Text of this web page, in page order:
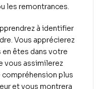
les remontrances.
à identifier
Vous apprécierez
en êtes dans votre
vous assimilerez
plus
et vous montrera